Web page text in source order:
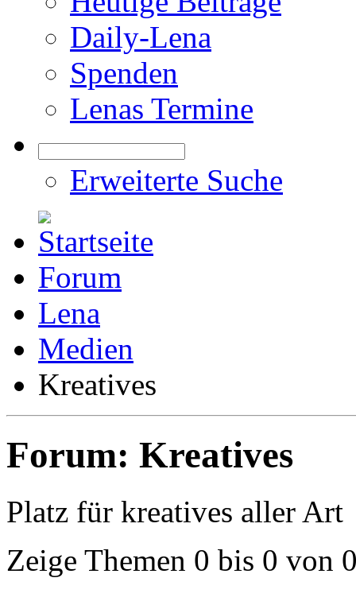
Daily-Lena
Spenden
Lenas Termine
Erweiterte Suche
Forum
Lena
Medien
Kreatives
Forum: Kreatives
Platz für kreatives aller Art
Zeige Themen 0 bis 0 von